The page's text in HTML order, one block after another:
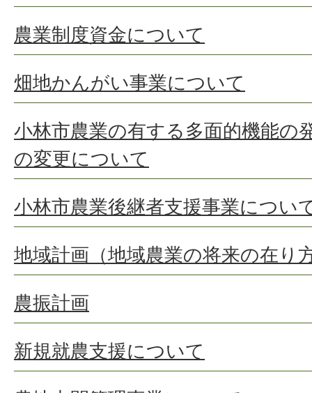
農業制度資金について
畑地かんがい事業について
小林市農業の有する多面的機能の
の変更について
小林市農業後継者支援事業につい
地域計画（地域農業の将来の在り
農振計画
新規就農支援について